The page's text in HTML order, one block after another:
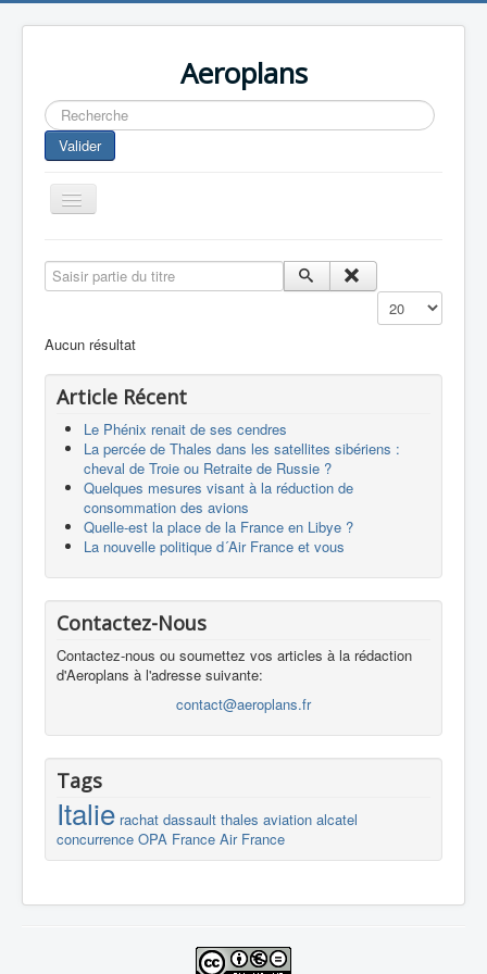
Aeroplans
Rechercher
Valider
Toggle
Navigation
Aviation Commerciale
Europespace
Drones
Saisir partie du titre
Affichage #
Aucun résultat
Article Récent
Le Phénix renait de ses cendres
La percée de Thales dans les satellites sibériens :
cheval de Troie ou Retraite de Russie ?
Quelques mesures visant à la réduction de
consommation des avions
Quelle-est la place de la France en Libye ?
La nouvelle politique d´Air France et vous
Contactez-Nous
Contactez-nous ou soumettez vos articles à la rédaction
d'Aeroplans à l'adresse suivante:
contact@aeroplans.fr
Tags
Italie rachat dassault thales aviation alcatel
concurrence OPA France Air France